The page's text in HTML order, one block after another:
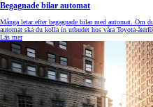
Begagnade bilar automat
Många letar efter begagnade bilar med automat. Om
automat ska du kolla in utbudet hos våra Toyota-
Läs mer